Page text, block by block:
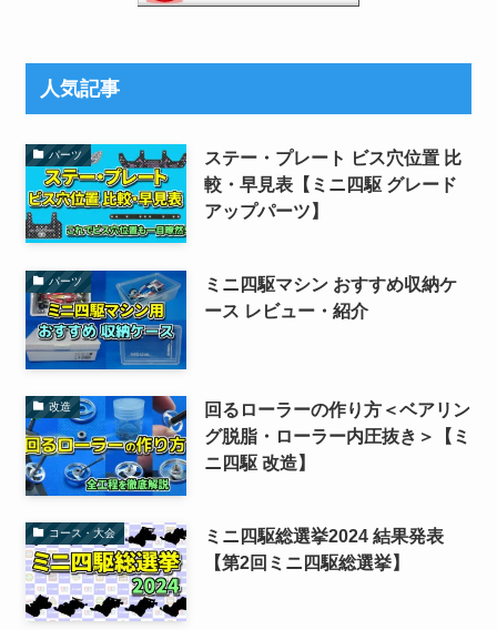
人気記事
パーツ
ステー・プレート ビス穴位置 比
較・早見表【ミニ四駆 グレード
アップパーツ】
パーツ
ミニ四駆マシン おすすめ収納ケ
ース レビュー・紹介
改造
回るローラーの作り方＜ベアリン
グ脱脂・ローラー内圧抜き＞【ミ
ニ四駆 改造】
コース・大会
ミニ四駆総選挙2024 結果発表
【第2回ミニ四駆総選挙】